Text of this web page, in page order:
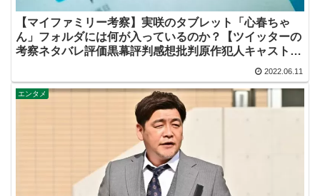
【マイファミリー考察】実咲のタブレット「心春ちゃ
ん」フォルダには何が入っているのか？【ツイッターの
考察ネタバレ評価黒幕評判感想批判原作犯人キャスト脚
2022.06.11
エンタメ